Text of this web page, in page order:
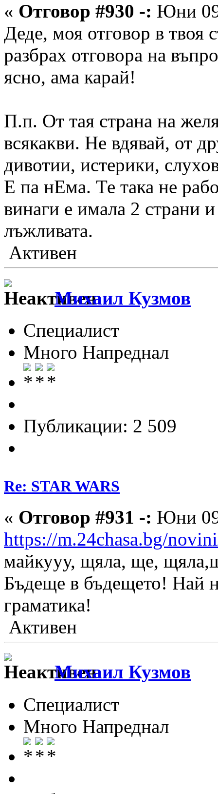
« Отговор #930 -: Юни
Деде, моя отговор в твоя
разбрах отговора на
ясно, ама карай!
П.п. От тая страна на
всякакви. Не вдявай, от
дивотии, истерики,
Е па нЕма. Те така не
винаги е имала 2 страни
лъжливата.
Активен
Михаил Кузмов
Специалист
Много Напреднал
Публикации: 2 509
Re: STAR WARS
« Отговор #931 -: Юни
https://m.24chasa.bg/
майкууу, щяла, ще,
Бъдеще в бъдещето! Най
граматика!
Активен
Михаил Кузмов
Специалист
Много Напреднал